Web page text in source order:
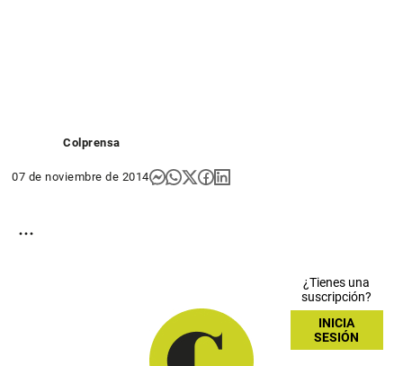
Colprensa
07 de noviembre de 2014
...
¿Tienes una
suscripción?
INICIA
SESIÓN